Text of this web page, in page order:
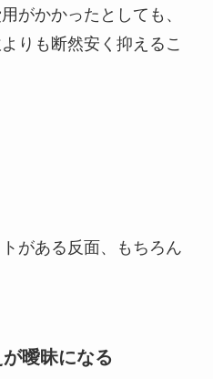
がかかったとしても、
りも断然安く抑えるこ
がある反面、もちろん
曖昧になる